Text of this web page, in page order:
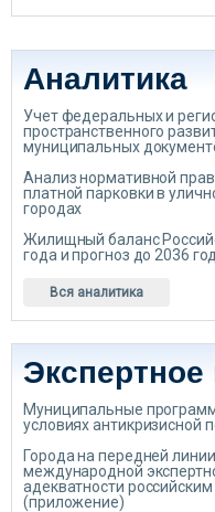
Аналитика
Учет федеральных и
пространственного
муниципальных
Анализ нормативной
платной парковки в
городах
Жилищный баланс
года и прогноз до 2036
Вся аналитика
Муниципальные
условиях антикризисной
Города на передней
международной
адекватности
(приложение)